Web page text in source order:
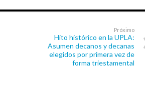
Próximo
Hito histórico en la UPLA:
Asumen decanos y decanas
elegidos por primera vez de
forma triestamental